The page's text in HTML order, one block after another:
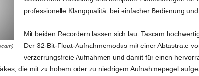
professionelle Klangqualität bei einfacher Bedienung
Mit beiden Recordern lassen sich laut Tascam
Der 32-Bit-Float-Aufnahmemodus mit einer Abtastrate
verzerrungsfreie Aufnahmen und damit für einen
die mit zu hohem oder zu niedrigem Aufnahmepegel